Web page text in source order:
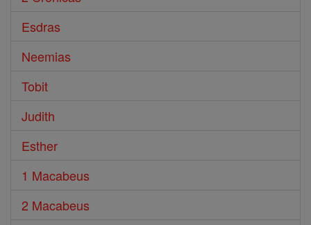
Esdras
Neemias
Tobit
Judith
Esther
1 Macabeus
2 Macabeus